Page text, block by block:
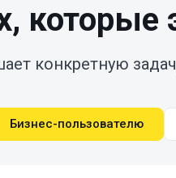
конкретную
Бизнес-пользователю